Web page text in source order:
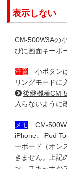
表示しない
CM-500W3Aの
びに画面キーボ
注意 小ボタン
リングモードに
後継機種CM-
入らないように
メモ CM-
iPhone、iPod
ーボード（オン
きません。上記